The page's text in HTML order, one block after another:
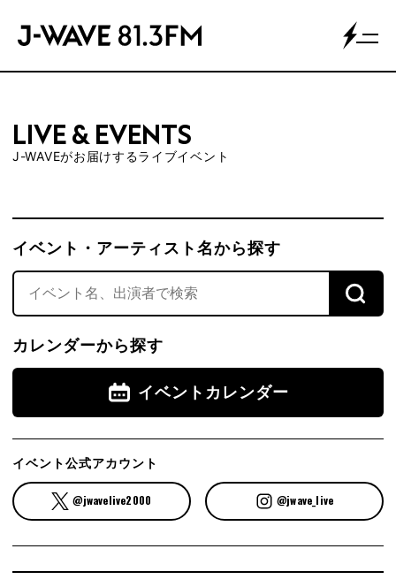
LIVE & EVENTS
J-WAVEがお届けするライブイベント
イベント・アーティスト名から探す
カレンダーから探す
イベントカレンダー
イベント公式アカウント
@jwavelive2000 @jwave_live